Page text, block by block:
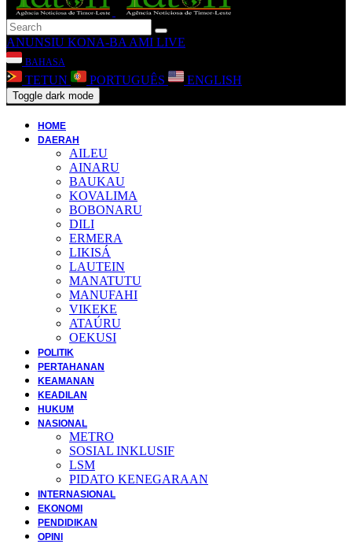
ANUNSIU KONA-BA AMI LIVE
BAHASA
TETUN PORTUGUÊS ENGLISH
Toggle dark mode
HOME
DAERAH
AILEU
AINARU
BAUKAU
KOVALIMA
BOBONARU
DILI
ERMERA
LIKISÁ
LAUTEIN
MANATUTU
MANUFAHI
VIKEKE
ATAÚRU
OEKUSI
POLITIK
PERTAHANAN
KEAMANAN
KEADILAN
HUKUM
NASIONAL
METRO
SOSIAL INKLUSIF
LSM
PIDATO KENEGARAAN
INTERNASIONAL
EKONOMI
PENDIDIKAN
OPINI